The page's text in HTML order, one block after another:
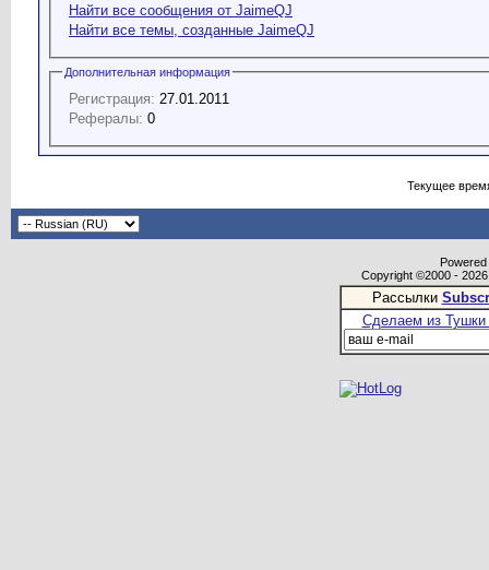
Найти все сообщения от JaimeQJ
Найти все темы, созданные JaimeQJ
Дополнительная информация
Регистрация: 27.01.2011
Рефералы: 0
Текущее
Copyright ©2000 -
Рассылки
Сделаем из Тушки